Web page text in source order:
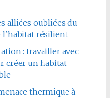
alliées oubliées du
résilient
: travailler avec
créer un habitat
thermique à